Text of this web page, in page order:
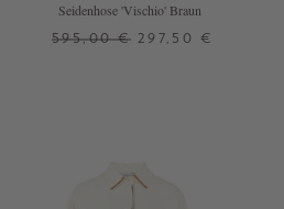
Seidenhose 'Vischio' Braun
595,00 € 297,50 €